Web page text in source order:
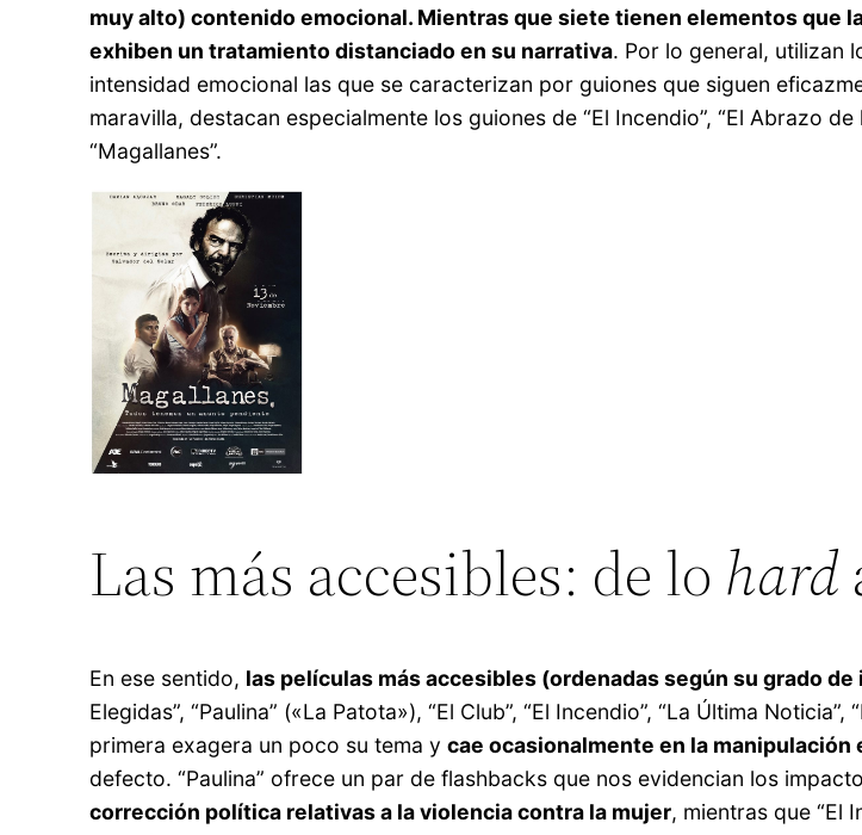
muy alto) contenido emocional. Mientras que siete tienen elementos que
exhiben un tratamiento distanciado en su narrativa. Por lo general, utilizan
intensidad emocional las que se caracterizan por guiones que siguen
maravilla, destacan especialmente los guiones de “El Incendio”, “El Abrazo de
“Magallanes”.
Las más accesibles: de lo hard
En ese sentido, las películas más accesibles (ordenadas según su grado
Elegidas”, “Paulina” («La Patota»), “El Club”, “El Incendio”, “La Última
primera exagera un poco su tema ycae ocasionalmente en la manipulación
defecto. “Paulina” ofrece un par de flashbacks que nos evidencian los
corrección política relativas a la violencia contra la mujer, mientras que “El